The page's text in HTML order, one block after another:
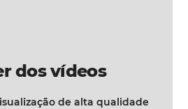
dos vídeos
de alta qualidade